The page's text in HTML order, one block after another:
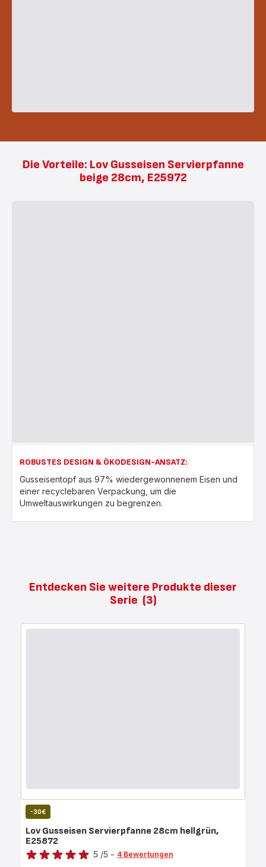
Die Vorteile: Lov Gusseisen Servierpfanne
beige 28cm, E25972
ROBUSTES DESIGN & ÖKODESIGN-ANSATZ:
Gusseisentopf aus 97% wiedergewonnenem Eisen und
einer recyclebaren Verpackung, um die
Umweltauswirkungen zu begrenzen.
Entdecken Sie weitere Produkte dieser
Serie (3)
-30€
Lov Gusseisen Servierpfanne 28cm hellgrün,
E25872
Bewertung
5 /5 - 4 Bewertungen